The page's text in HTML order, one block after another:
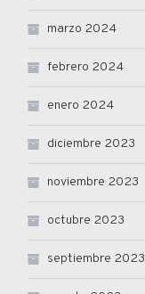
marzo 2024
febrero 2024
enero 2024
diciembre 2023
noviembre 2023
octubre 2023
septiembre 2023